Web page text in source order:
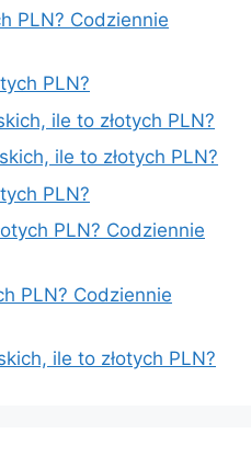
PLN? Codziennie
PLN?
ile to złotych PLN?
ile to złotych PLN?
PLN?
PLN? Codziennie
PLN? Codziennie
ile to złotych PLN?